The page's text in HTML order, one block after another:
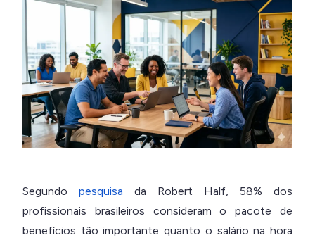
Segundo pesquisa da Robert Half, 58% dos
profissionais brasileiros consideram o pacote de
benefícios tão importante quanto o salário na hora